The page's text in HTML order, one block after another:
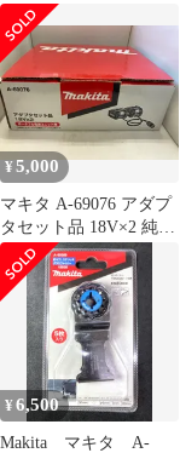
63909 未使用 送料無料
¥5,000
マキタ A-69076 アダプ
タセット品 18V×2 純正
品
¥6,500
Makita マキタ A-